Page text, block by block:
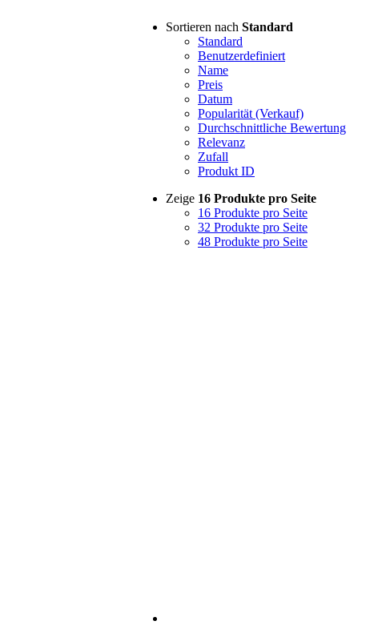
Sortieren nach Standard
Standard
Benutzerdefiniert
Name
Preis
Datum
Popularität (Verkauf)
Durchschnittliche Bewertung
Relevanz
Zufall
Produkt ID
Zeige 16 Produkte pro Seite
16 Produkte pro Seite
32 Produkte pro Seite
48 Produkte pro Seite